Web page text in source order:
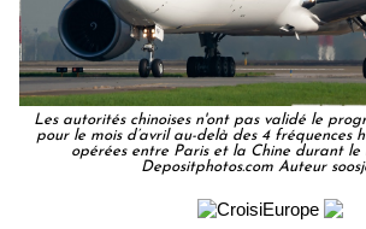
Les autorités chinoises n'ont pas validé le
pour le mois d’avril au-delà des 4 fréquences
opérées entre Paris et la Chine durant le
Depositphotos.com Auteur